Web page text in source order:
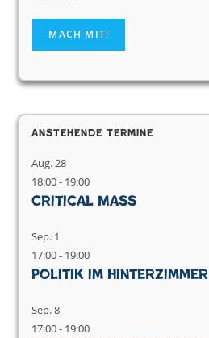
Anstehende Termine
Aug.28
18:00- 19:00
Critical Mass
Sep. 1
17:00- 19:00
Politik im Hinterzimmer
Sep.8
17:00- 19:00